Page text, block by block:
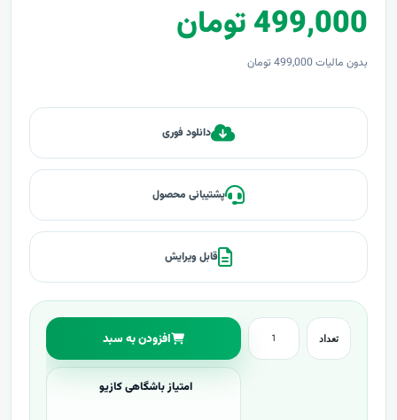
499,000 تومان
بدون مالیات 499,000 تومان
دانلود فوری
پشتیبانی محصول
قابل ویرایش
تعداد افزودن به سبد
امتیاز باشگاهی کازیو